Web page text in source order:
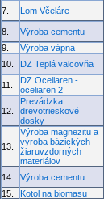
7. Lom Včeláre
8. Výroba cementu
9.
Výroba vápna
10.
DZ Teplá valcovňa
11.
DZ Oceliaren -
oceliaren 2
12.
Prevádzka
drevotrieskové
dosky
13.
Výroba magnezitu a
výroba bázických
žiaruvzdorných
materiálov
14. Výroba cementu
15.
Kotol na biomasu